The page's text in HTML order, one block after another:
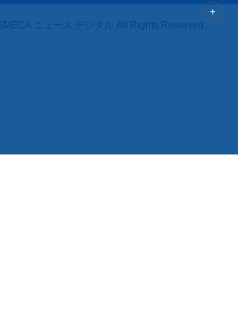
ニュース デジタル All Rights Reserved.